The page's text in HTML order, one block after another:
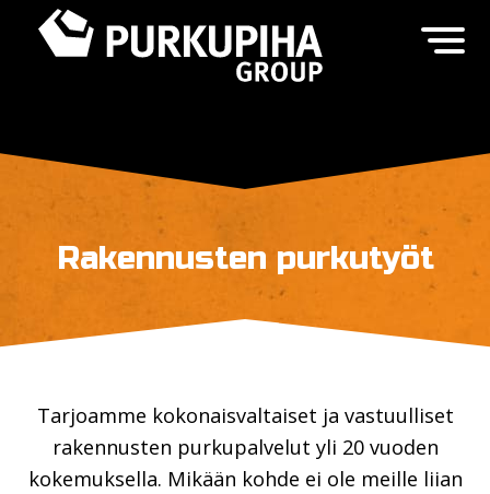
Rakennusten purkutyöt
Tarjoamme kokonaisvaltaiset ja vastuulliset
rakennusten purkupalvelut yli 20 vuoden
kokemuksella. Mikään kohde ei ole meille liian